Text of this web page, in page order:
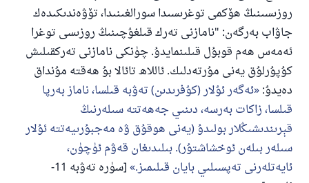
روزىسىنىڭ ھۆكمى توغرىسىدا سورالغىنىدا، تۆۋەندىكىدەك
جاۋاب بەرگەن: "نامازنى تەرك قىلغۇچىنىڭ روزىسى توغرا
ئەمەس ھەم قوبۇل قىلىنمايدۇ. چۈنكى نامازنى تەركقىلىش
كۇپۇرلۇق يەنى مۇرتەدلىك. ئاللاھ تائالا بۇ ھەقتە مۇنداق
دەيدۇ: ئەگەر ئۇلار (كۇفرىدىن) تەۋبە قىلسا، ناماز بەرپا
قىلسا، زاكات بەرسە، دىنىي جەھەتتە سىلەرنىڭ
قېرىندىشىڭلار بولىدۇ (يەنى ھوقۇق ۋە مەجبۇرىيەتتە ئۇلار
سىلەر بىلەن ئوخشاشتۇر). بىلىدىغان قەۋم ئۈچۈن،
ئايەتلەرنى تەپسىلىي بايان قىلىمىز.
[سۈرە تەۋبە 11-